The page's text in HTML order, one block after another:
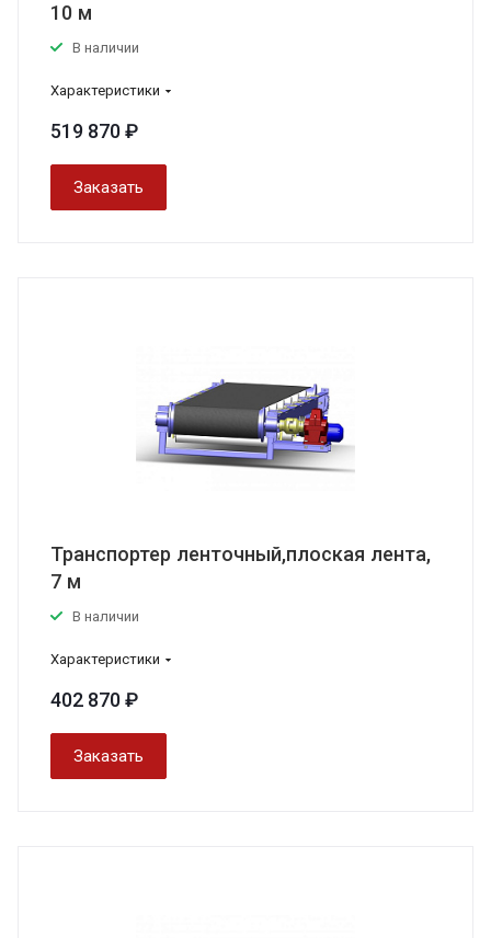
10 м
В наличии
Характеристики
519 870 ₽
Заказать
Транспортер ленточный,плоская лента,
7 м
В наличии
Характеристики
402 870 ₽
Заказать